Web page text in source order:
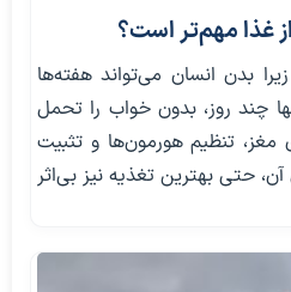
غذا مهم‌تر است؟
بدن انسان می‌تواند هفته‌ها
چند روز، بدون خواب را تحمل
مغز، تنظیم هورمون‌ها و تثبیت
حتی بهترین تغذیه نیز بی‌اثر